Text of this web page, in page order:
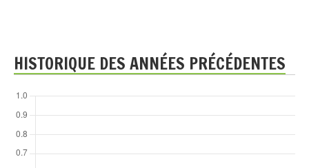
HISTORIQUE DES ANNÉES PRÉCÉDENTES